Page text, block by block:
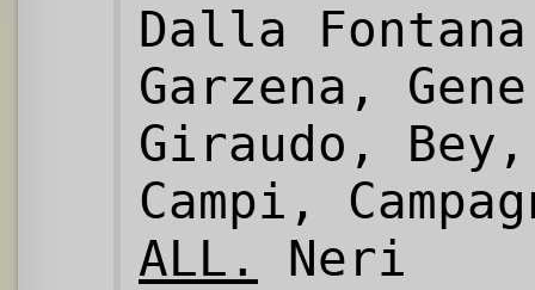
Dalla
Garzena,
Giraudo,
Campi,
ALL.
Neri